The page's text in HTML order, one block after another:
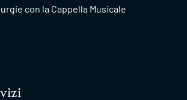
con la Cappella Musicale